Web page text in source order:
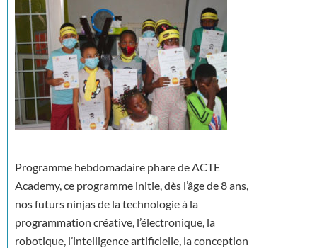
Programme hebdomadaire phare de ACTE
Academy, ce programme initie, dès l’âge de 8 ans,
nos futurs ninjas de la technologie à la
programmation créative, l’électronique, la
robotique, l’intelligence artificielle, la conception